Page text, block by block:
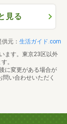
見る
元： 生活ガイド.com
ます。東京23区以外
。
に変更がある場合が
い合わせいただく